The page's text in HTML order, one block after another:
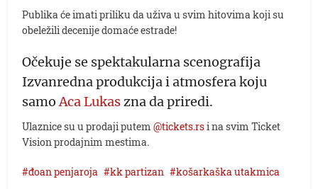
Publika će imati priliku da uživa u svim hitovima koji su
obeležili decenije domaće estrade!
Očekuje se spektakularna scenografija
Izvanredna produkcija i atmosfera koju
samoAca Lukaszna da priredi.
Ulaznice su u prodaji putem@tickets.rsi na svim Ticket
Vision prodajnim mestima.
đoan penjaroja kk partizan košarkaška utakmica